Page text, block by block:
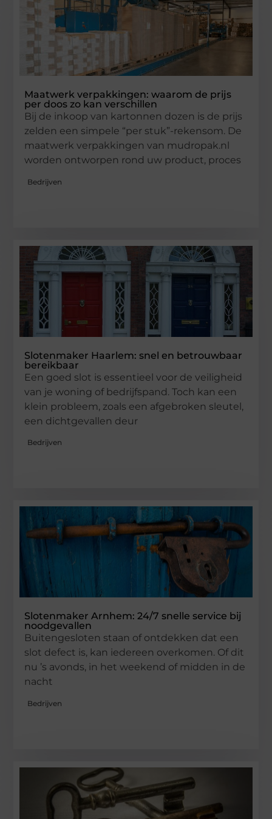
Maatwerk verpakkingen: waarom de prijs
per doos zo kan verschillen
Bij de inkoop van kartonnen dozen is de prijs
zelden een simpele “per stuk”-rekensom. De
maatwerk verpakkingen van mudropak.nl
worden ontworpen rond uw product, proces
Bedrijven
Slotenmaker Haarlem: snel en betrouwbaar
bereikbaar
Een goed slot is essentieel voor de veiligheid
van je woning of bedrijfspand. Toch kan een
klein probleem, zoals een afgebroken sleutel,
een dichtgevallen deur
Bedrijven
Slotenmaker Arnhem: 24/7 snelle service bij
noodgevallen
Buitengesloten staan of ontdekken dat een
slot defect is, kan iedereen overkomen. Of dit
nu ’s avonds, in het weekend of midden in de
nacht
Bedrijven